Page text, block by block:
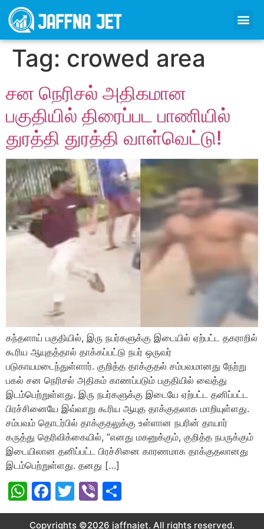
Tag: crowed area
சன நெரிசல் அதிகமான
பகுதியில் திரைப்பட பாணியில்
துரத்தி துரத்தி வாள்வெட்டு!
கந்தளாய் பகுதியில், இரு நபர்களுக்கு இடையில் ஏற்பட்ட தகராறில்
கூரிய ஆயுதத்தால் தாக்கப்பட்டு நபர் ஒருவர்
படுகாயமடைந்துள்ளார். குறித்த தாக்குதல் சம்பவமானது நேற்று
பகல் சன நெரிசல் அதிகம் காணப்படும் பகுதியில் வைத்து
இடம்பெற்றுள்ளது. இரு நபர்களுக்கு இடையே ஏற்பட்ட தனிப்பட்ட
பிரச்சினையே இவ்வாறு கூரிய ஆயுத தாக்குதலாக மாறியுள்ளது.
சம்பவம் தொடர்பில் தாக்குதலுக்கு உள்ளான நபரின் தாயார்
கருத்து தெரிவிக்கையில், ”எனது மகனுக்கும், குறித்த நபருக்கும்
இடையிலான தனிப்பட்ட பிரச்சினை காரணமாக தாக்குதலானது
இடம்பெற்றுள்ளது. தனது […]
WhatsApp
Facebook
Twitter
Viber
Copyrights ©2026 jaffnajet. All rights reserved.